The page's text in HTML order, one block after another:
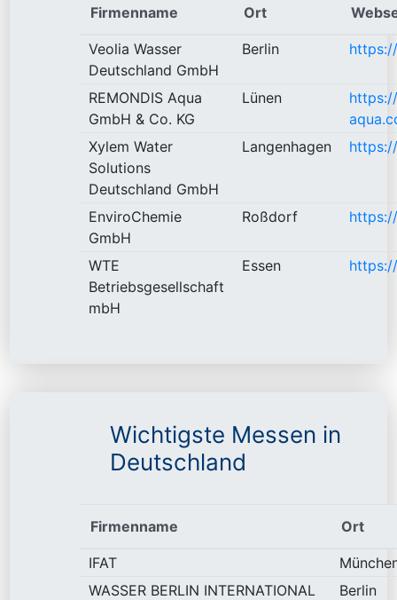
Firmenname Ort
Veolia Wasser
Deutschland GmbH
Berlin
REMONDIS Aqua
GmbH & Co. KG
Lünen
Xylem Water
Solutions
Deutschland GmbH
Langenhagen
EnviroChemie
GmbH
Roßdorf
WTE
Betriebsgesellschaft
mbH
Essen
Wichtigste Messen in
Deutschland
Firmenname Ort
IFAT
WASSER BERLIN INTERNATIONAL
Berlin